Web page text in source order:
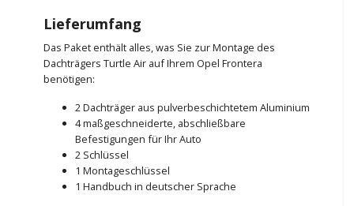
Lieferumfang
Das Paket enthält alles, was Sie zur Montage des
Dachträgers Turtle Air auf Ihrem Opel Frontera
benötigen:
2 Dachträger aus pulverbeschichtetem Aluminium
4 maßgeschneiderte, abschließbare
Befestigungen für Ihr Auto
2 Schlüssel
1 Montageschlüssel
1 Handbuch in deutscher Sprache